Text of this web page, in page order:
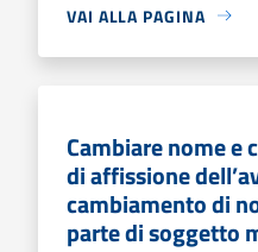
VAI ALLA PAGINA
Cambiare nome e
di affissione
cambiamento di
parte di soggetto